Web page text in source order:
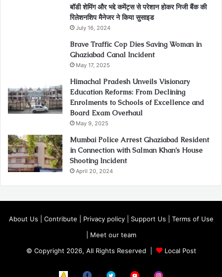
बॉडी शेमिंग और भद्दे कमेंट्स से परेशान होकर निजी बैंक की
रिलेशनशिप मैनेजर ने किया सुसाइड
July 16, 2024
Brave Traffic Cop Dies Saving Woman in
Ghaziabad Canal Incident
May 17, 2025
Himachal Pradesh Unveils Visionary
Education Reforms: From Declining
Enrolments to Schools of Excellence and
Board Exam Overhaul
May 9, 2025
Mumbai Police Arrest Ghaziabad Resident
in Connection with Salman Khan’s House
Shooting Incident
April 20, 2024
About Us Contribute Privacy policy| Support Us
Terms of Use
Meet our team
© Copyright 2026, All Rights Reserved |
Local Post
Koo FB Twitter Youtube